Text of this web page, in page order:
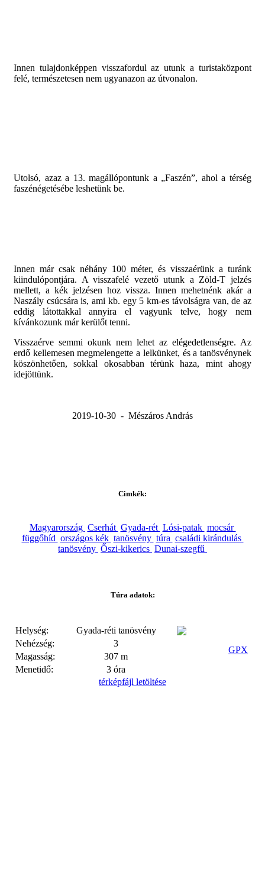
Innen tulajdonképpen visszafordul az utunk a turistaközpont
felé, természetesen nem ugyanazon az útvonalon.
Utolsó, azaz a 13. magállópontunk a „Faszén”, ahol a térség
faszénégetésébe leshetünk be.
Innen már csak néhány 100 méter, és visszaérünk a turánk
kiindulópontjára. A visszafelé vezető utunk a Zöld-T jelzés
mellett, a kék jelzésen hoz vissza. Innen mehetnénk akár a
Naszály csúcsára is, ami kb. egy 5 km-es távolságra van, de az
eddig látottakkal annyira el vagyunk telve, hogy nem
kívánkozunk már kerülőt tenni.
Visszaérve semmi okunk nem lehet az elégedetlenségre. Az
erdő kellemesen megmelengette a lelkünket, és a tanösvénynek
köszönhetően, sokkal okosabban térünk haza, mint ahogy
idejöttünk.
2019-10-30 - Mészáros András
Cimkék:
Magyarország Cserhát Gyada-rét Lósi-patak mocsár
függőhíd országos kék tanösvény túra családi kirándulás
tanösvény Őszi-kikerics Dunai-szegfű
Túra adatok:
Helység:
Gyada-réti tanösvény
Nehézség:
3
Magasság:
307 m
Menetidő:
3 óra
GPX
térképfájl letöltése